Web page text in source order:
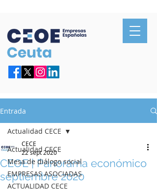
Entrada
Actualidad CECE
Mesa de diálogo social
EMPRESAS ASOCIADAS
ACTUALIDAD CECE
Actualidad CECE
CEOE | Panoráma económico
septiembre 2020
CECE
22 sept 2020